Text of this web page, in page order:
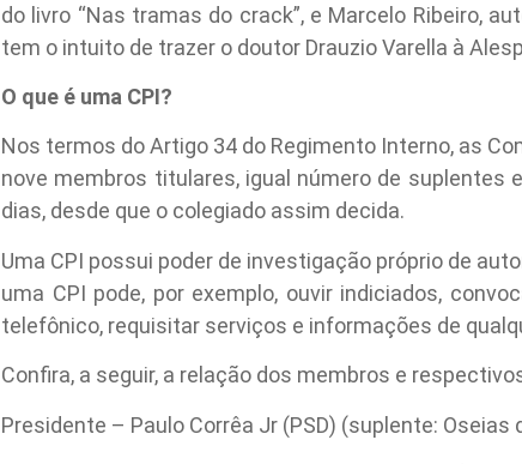
do livro “Nas tramas do crack”, e Marcelo Ribeiro,
tem o intuito de trazer o doutor Drauzio Varella à
O que é uma CPI?
Nos termos do Artigo 34 do Regimento Interno, as
nove membros titulares, igual número de suplentes
dias, desde que o colegiado assim decida.
Uma CPI possui poder de investigação próprio de
uma CPI pode, por exemplo, ouvir indiciados,
telefônico, requisitar serviços e informações de
Confira, a seguir, a relação dos membros e
Presidente – Paulo Corrêa Jr (PSD) (suplente: Oseias